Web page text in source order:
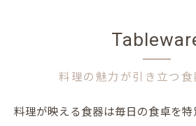
料理の魅力が引き立つ食
料理が映える食器は毎日の食卓を